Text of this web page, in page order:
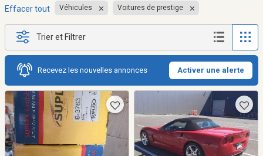
Effacer tout Véhicules Voitures de prestige
Trier et Filtrer
Recevez les nouvelles annonces Activer une alerte